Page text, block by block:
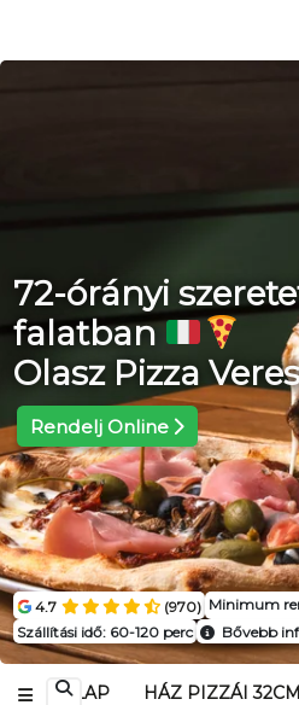
tartalomba
72-órányi
falatban
Olasz Pizza
Rendelj Online
4.7 (970) Minimum
Szállítási idő: 60-120 perc
Bővebb
ÉTLAP HÁZ PIZZÁI 32CM